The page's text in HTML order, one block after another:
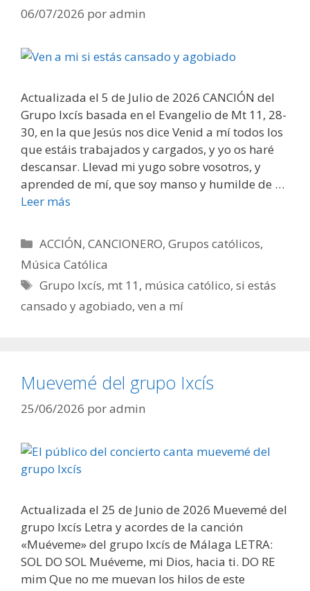
06/07/2026 poradmin
Actualizada el 5 de Julio de 2026 CANCIÓN del
Grupo Ixcís basada en el Evangelio de Mt 11, 28-
30, en la que Jesús nos dice Venid a mí todos los
que estáis trabajados y cargados, y yo os haré
descansar. Llevad mi yugo sobre vosotros, y
aprended de mí, que soy manso y humilde de …
Leer más
Categorías
ACCIÓN,CANCIONERO,Grupos católicos,
Música Católica
Etiquetas
Grupo Ixcís, mt 11 , música católico,si estás
cansado y agobiado, ven a mí
Muevemé del grupo Ixcís
25/06/2026 poradmin
Actualizada el 25 de Junio de 2026 Muevemé del
grupo Ixcís Letra y acordes de la canción
«Muéveme» del grupo Ixcís de Málaga LETRA:
SOL DO SOL Muéveme, mi Dios, hacia ti. DO RE
mim Que no me muevan los hilos de este